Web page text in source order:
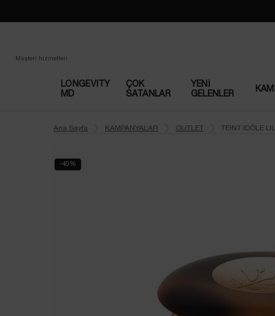
Müşteri hizmetleri
LONGEVITY
MD
ÇOK
SATANLAR​
YENI
GELENLER
Ana Sayfa
KAMPANYALAR OUTLET TEINT IDÔLE
-40%